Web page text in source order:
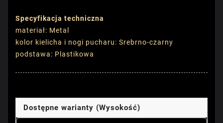
Specyfikacja techniczna
materiał: Metal
kolor kielicha i nogi pucharu: Srebrno-czarny
podstawa: Plastikowa
Dostępne warianty (Wysokość)